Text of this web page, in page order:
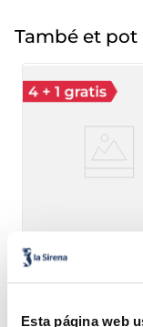
Esta página web
També et pot
Vaset gelat de